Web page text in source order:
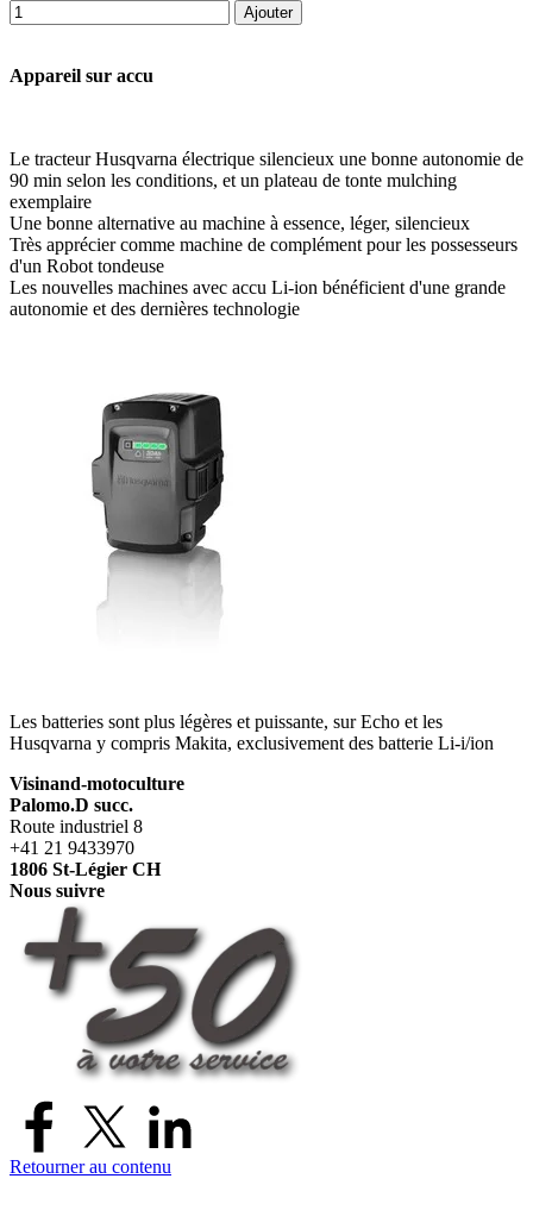
Ajouter
Appareil sur accu
Le tracteur Husqvarna électrique silencieux une bonne autonomie de
90 min selon les conditions, et un plateau de tonte mulching
exemplaire
Une bonne alternative au machine à essence, léger, silencieux
Très apprécier comme machine de complément pour les possesseurs
d'un Robot tondeuse
Les nouvelles machines avec accu Li-ion bénéficient d'une grande
autonomie et des dernières technologie
Les batteries sont plus légères et puissante, sur Echo et les
Husqvarna y compris Makita, exclusivement des batterie Li-i/ion
Visinand-motoculture
Palomo.D succ.
Route industriel 8
+41 21 9433970
1806 St-Légier CH
Nous suivre
Retourner au contenu